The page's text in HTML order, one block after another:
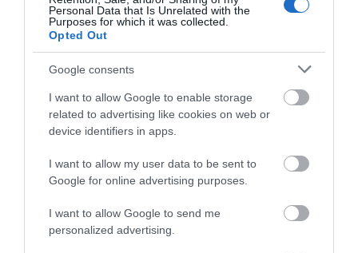
Personal Data that Is Unrelated with the
Purposes for which it was collected.
Opted Out
Google consents
I want to allow Google to enable storage
related to advertising like cookies on web or
device identifiers in apps.
I want to allow my user data to be sent to
Google for online advertising purposes.
I want to allow Google to send me
personalized advertising.
Μπέκετ
ΠΑΝΗΓΥΡΙ ΤΗΣ ΑΝΔΡΟΥ:
Του Σωτήρος στην Άρνη!…
07/08/2026
ΟΙ «ΕΥΤΥΧΙΣΜΕΝΕΣ
ΜΕΡΕΣ» ΕΙΝΑΙ ΜΠΡΟΣΤΑ:
Μια επίκαιρη ανάλυση για
το λιμάνι της Ραφήνας…